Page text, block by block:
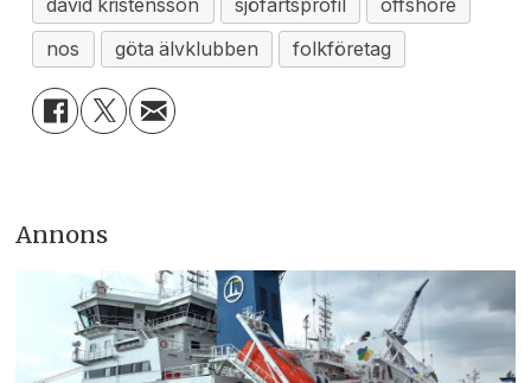
david kristensson sjöfartsprofil
offshore
nos
göta älvklubben folkföretag
Annons